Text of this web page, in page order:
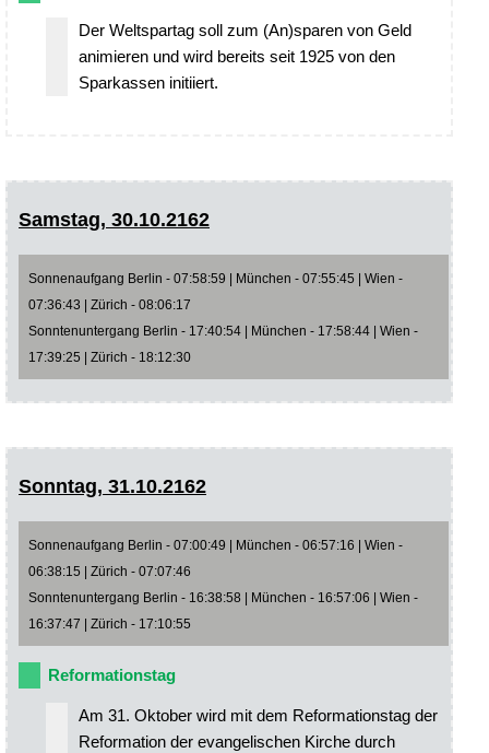
Der Weltspartag soll zum (An)sparen von Geld
animieren und wird bereits seit 1925 von den
Sparkassen initiiert.
Samstag, 30.10.2162
Sonnenaufgang Berlin - 07:58:59 | München - 07:55:45 | Wien -
07:36:43 | Zürich - 08:06:17
Sonntenuntergang Berlin - 17:40:54 | München - 17:58:44 | Wien -
17:39:25 | Zürich - 18:12:30
Sonntag, 31.10.2162
Sonnenaufgang Berlin - 07:00:49 | München - 06:57:16 | Wien -
06:38:15 | Zürich - 07:07:46
Sonntenuntergang Berlin - 16:38:58 | München - 16:57:06 | Wien -
16:37:47 | Zürich - 17:10:55
Reformationstag
Am 31. Oktober wird mit dem Reformationstag der
Reformation der evangelischen Kirche durch